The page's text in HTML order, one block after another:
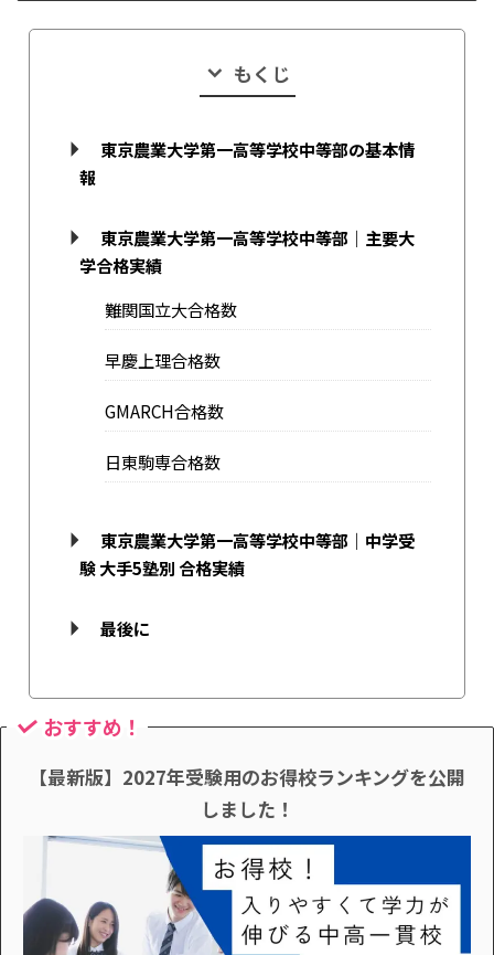
もくじ
東京農業大学第一高等学校中等部の基本情
報
東京農業大学第一高等学校中等部｜主要大
学合格実績
難関国立大合格数
早慶上理合格数
GMARCH合格数
日東駒専合格数
東京農業大学第一高等学校中等部｜中学受
験 大手5塾別 合格実績
最後に
おすすめ！
【最新版】2027年受験用のお得校ランキングを公開
しました！